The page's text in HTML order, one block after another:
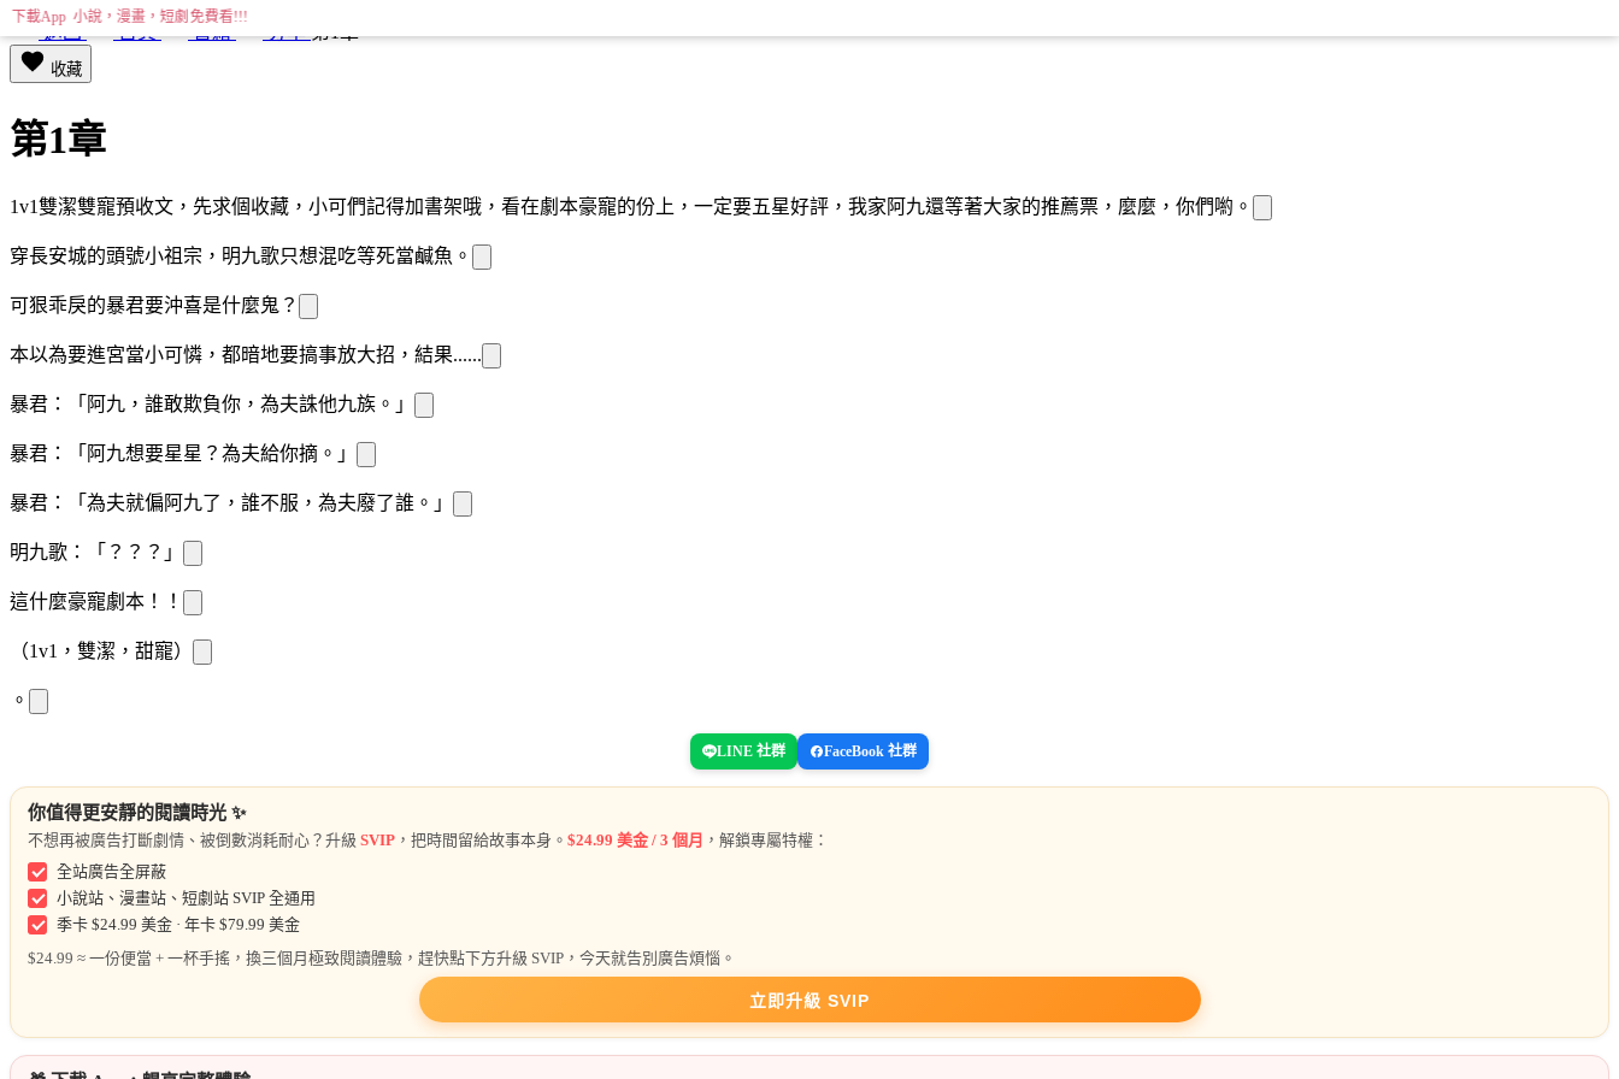
下載App 小說，漫畫，短劇免費看!!!
返回 首頁 書籍 分享 第1章
收藏
第1章
1v1雙潔雙寵預收文，先求個收藏，小可們記得加書架哦，看在劇本豪寵的份上，一定要五星好評，我家阿九還等著大家的推薦票，麼麼， 你們喲。
穿長安城的頭號小祖宗，明九歌只想混吃等死當鹹魚。
可狠乖戾的暴君要沖喜是什麼鬼？
本以為要進宮當小可憐， 都暗地要搞事放大招，結果......
暴君：「阿九，誰敢欺負你，為夫誅他九族。」
暴君：「阿九想要星星？為夫給你摘。」
暴君：「為夫就偏 阿九了，誰不服，為夫廢了誰。」
明九歌：「？？？」
這什麼豪寵劇本！！
（1v1，雙潔，甜寵）
。
LINE 社群 FaceBook 社群
你值得更安靜的閱讀時光 ✨
不想再被廣告打斷劇情、被倒數消耗耐心？升級 SVIP ，把時間留給故事本身。 $24.99 美金 / 3 個月 ，解鎖專屬特權：
全站廣告全屏蔽
小說站、漫畫站、短劇站 SVIP 全通用
季卡 $24.99 美金 · 年卡 $79.99 美金
$24.99 ≈ 一份便當 + 一杯手搖，換三個月極致閱讀體驗，趕快點下方升級 SVIP，今天就告別廣告煩惱。
立即升級 SVIP